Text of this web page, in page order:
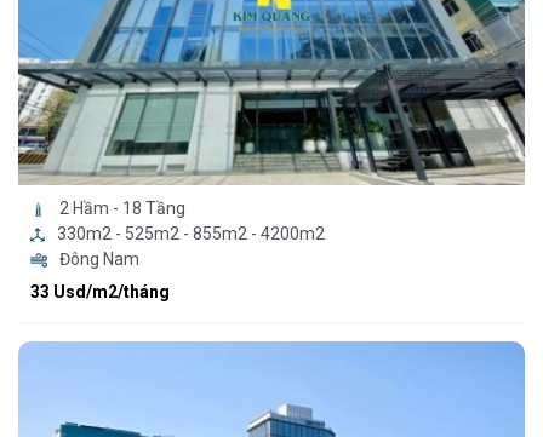
2 Hầm - 18 Tầng
330m2 - 525m2 - 855m2 - 4200m2
Đông Nam
33 Usd/m2/tháng